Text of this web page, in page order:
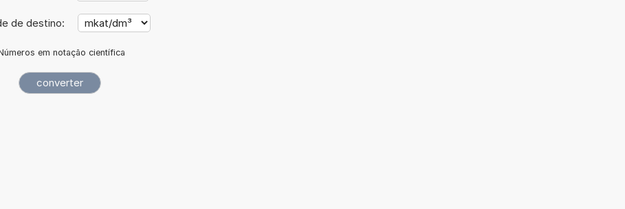
de destino:
em notação científica